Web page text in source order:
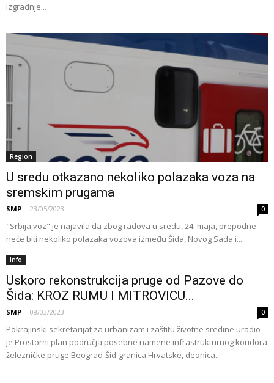
izgradnje...
Region
U sredu otkazano nekoliko polazaka voza na
sremskim prugama
SMP - 23/05/2023 0
"Srbija voz" je najavila da zbog radova u sredu, 24. maja, prepodne
neće biti nekoliko polazaka vozova između Šida, Novog Sada i...
Info
Uskoro rekonstrukcija pruge od Pazove do
Šida: KROZ RUMU I MITROVICU...
SMP - 08/03/2023 0
Pokrajinski sekretarijat za urbanizam i zaštitu životne sredine uradio
je Prostorni plan područja posebne namene infrastrukturnog koridora
železničke pruge Beograd-Šid-granica Hrvatske, deonica...